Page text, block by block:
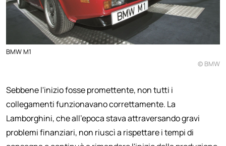
BMW M1
© BMW
Sebbene l'inizio fosse promettente, non tutti i
collegamenti funzionavano correttamente. La
Lamborghini, che all'epoca stava attraversando gravi
problemi finanziari, non riuscì a rispettare i tempi di